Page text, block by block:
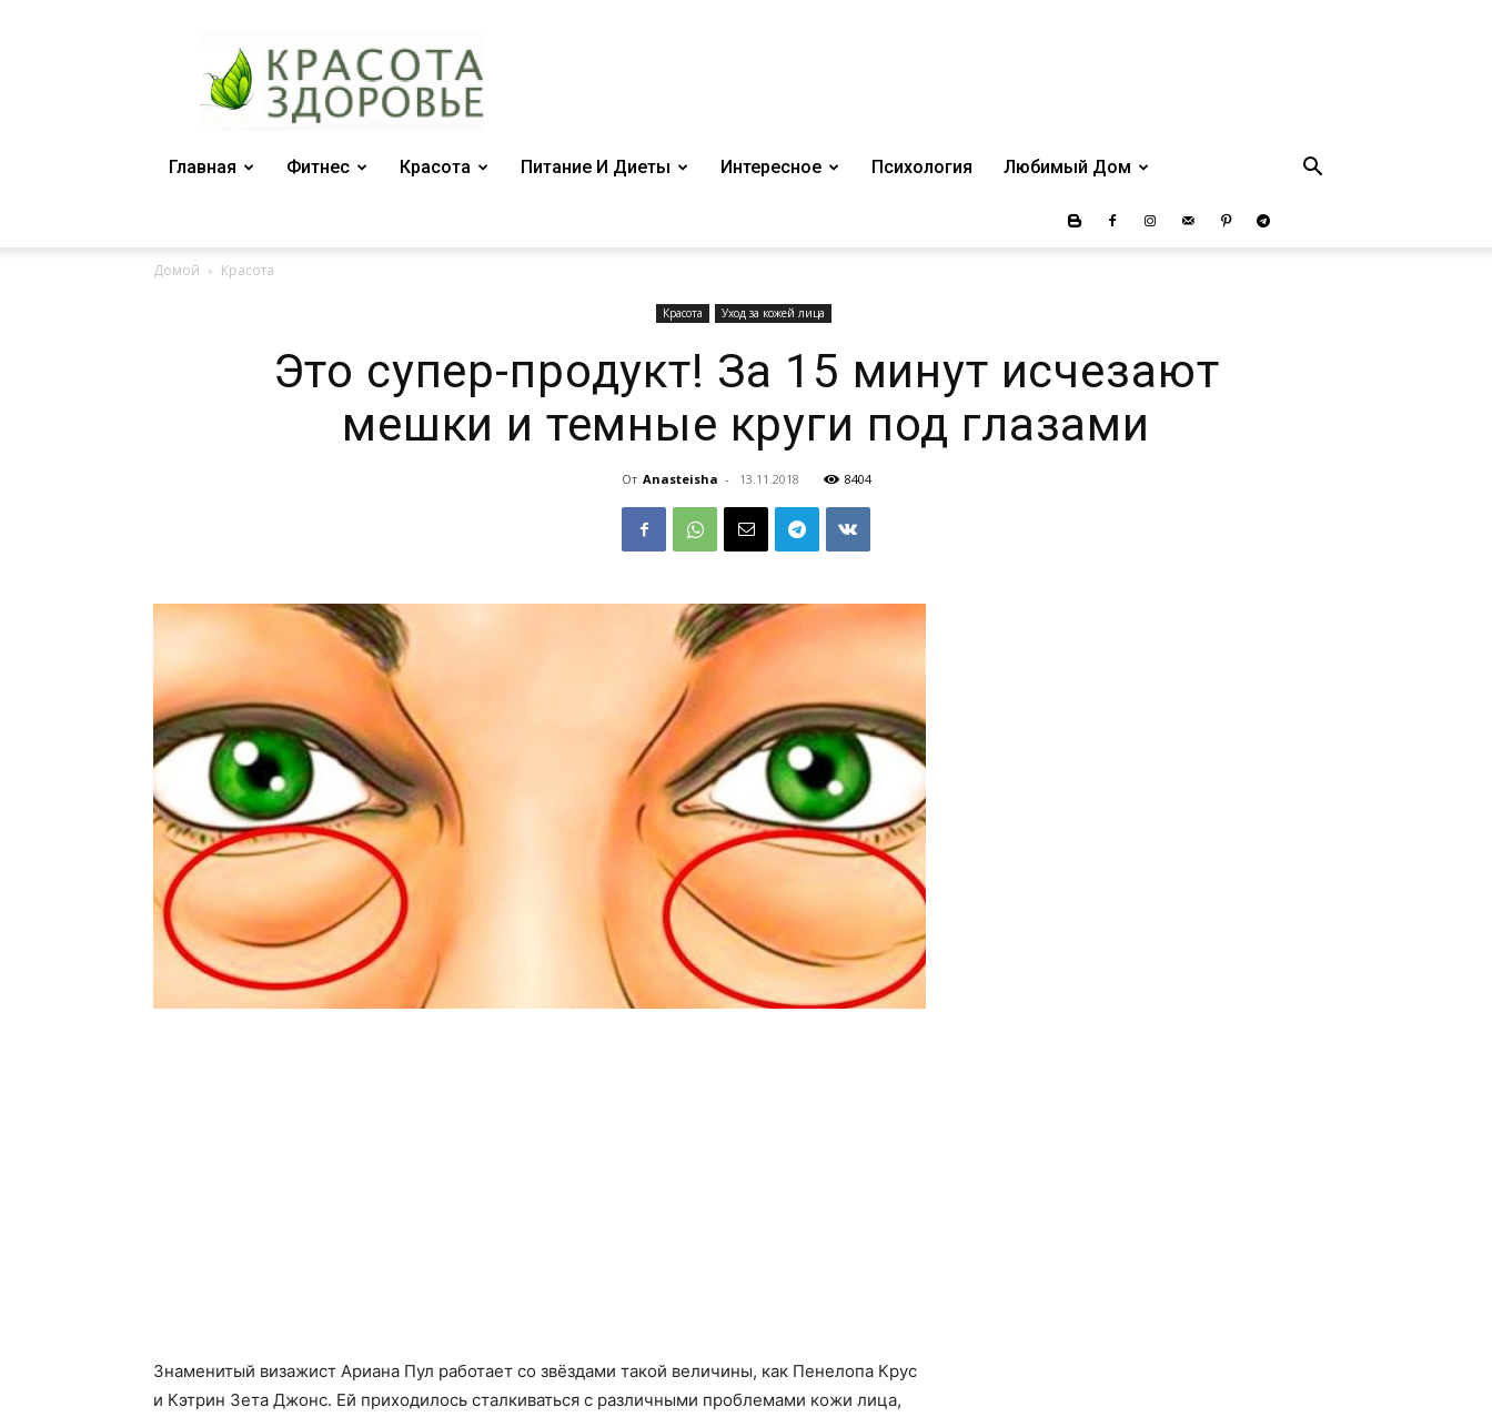
журнал
"Красота
и
Главная
Фитнес Красота Питание И Диеты Интересное Психология Любимый Дом
Домой Красота
Красота Уход за кожей лица
Это супер-продукт! За 15 минут исчезают
мешки и темные круги под глазами
От Anasteisha - 13.11.2018 8404
Знаменитый визажист Ариана Пул работает со звёздами такой величины, как Пенелопа Крус
и Кэтрин Зета Джонс. Ей приходилось сталкиваться с различными проблемами кожи лица,